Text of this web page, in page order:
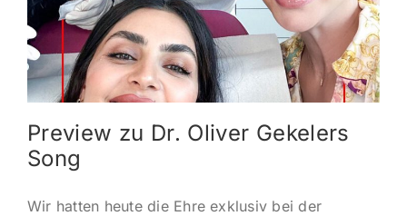
KONTAKT
ANMELDEN
IHR WARENKORB
SEARCH
Preview zu Dr. Oliver Gekelers
Song
Wir hatten heute die Ehre exklusiv bei der